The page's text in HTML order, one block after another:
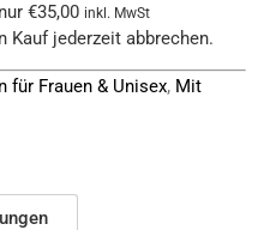
€35,00 inkl. MwSt
Kauf jederzeit abbrechen.
für Frauen & Unisex, Mit